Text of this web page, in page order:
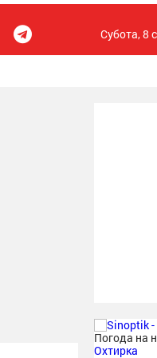
Субота, 8
Погода на
Охтирка